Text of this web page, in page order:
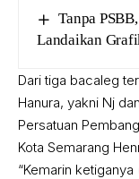
Tanpa
Landaikan
Dari tiga bacaleg
Hanura, yakni Nj
Persatuan
Kota Semarang
“Kemarin